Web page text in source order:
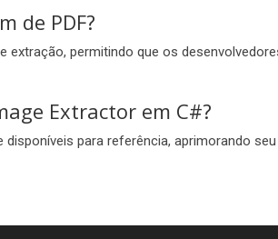
de PDF?
extração, permitindo que os
Extractor em C#?
para referência, aprimorando